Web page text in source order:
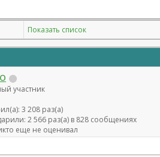
Показать список
участник
3 208 раз(а)
2 566 раз(а) в 828 сообщениях
еще не оценивал